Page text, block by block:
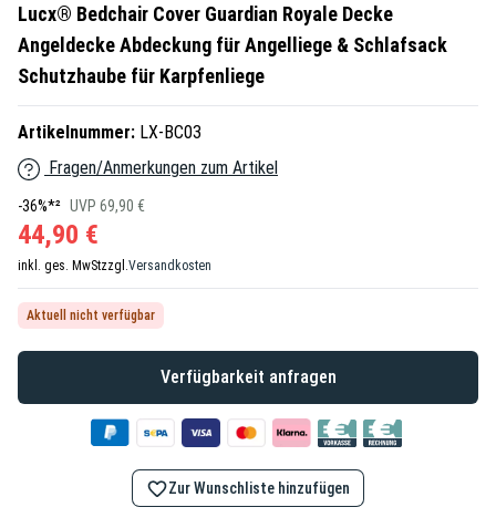
Lucx® Bedchair Cover Guardian Royale Decke
Angeldecke Abdeckung für Angelliege & Schlafsack
Schutzhaube für Karpfenliege
Artikelnummer: LX-BC03
Fragen/Anmerkungen zum Artikel
-36%*² UVP 69,90 €
44,90 €
inkl. ges. MwStzzgl.Versandkosten
Aktuell nicht verfügbar
Verfügbarkeit anfragen
Zur Wunschliste hinzufügen